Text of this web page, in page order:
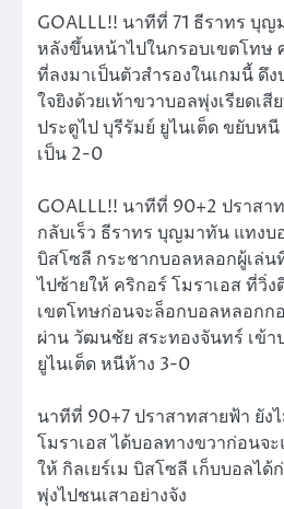
GOALLL!! นาทีที่ 71 ธีราทร บุ
หลังขึ้นหน้าไปในกรอบเขตโทษ
ที่ลงมาเป็นตัวสำรองในเกมนี้ ดึ
ใจยิงด้วยเท้าขวาบอลพุ่งเรียดเ
ประตูไป บุรีรัมย์ ยูไนเต็ด ขยับห
เป็น 2-0
GOALLL!! นาทีที่ 90+2 ปราสา
กลับเร็ว ธีราทร บุญมาทัน แทงบ
บิสโซลี กระชากบอลหลอกผู้เล่น
ไปซ้ายให้ คริกอร์ โมราเอส ที่วิ่
เขตโทษก่อนจะล็อกบอลหลอกก
ผ่าน วัฒนชัย สระทองจันทร์ เข้า
ยูไนเต็ด หนีห้าง 3-0
นาทีที่ 90+7 ปราสาทสายฟ้า ยัง
โมราเอส ได้บอลทางขวาก่อนจ
ให้ กิลเยร์เม บิสโซลี เก็บบอลไ
พุ่งไปชนเสาอย่างจัง